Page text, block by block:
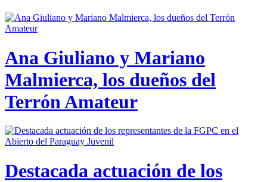
Ana Giuliano y Mariano
Malmierca, los dueños del
Terrón Amateur
Destacada actuación de los